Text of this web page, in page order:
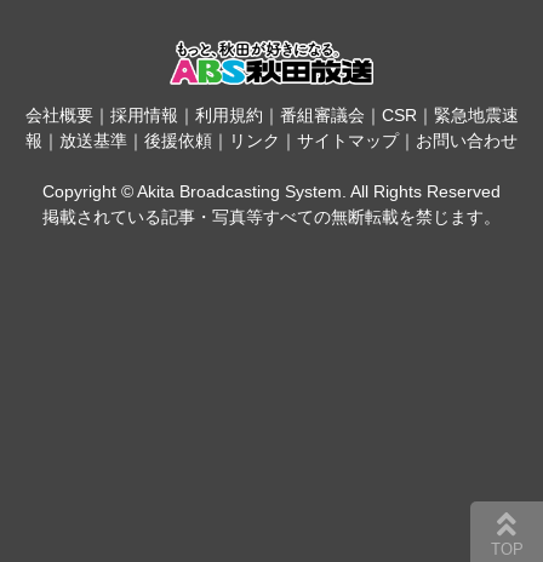
会社概要｜ 採用情報 ｜ 利用規約 ｜ 番組審議会 ｜ CSR｜ 緊急地震速
報 ｜ 放送基準 ｜ 後援依頼 ｜ リンク ｜ サイトマップ｜ お問い合わせ
Copyright © Akita Broadcasting System. All Rights Reserved
掲載されている記事・写真等すべての無断転載を禁じます。